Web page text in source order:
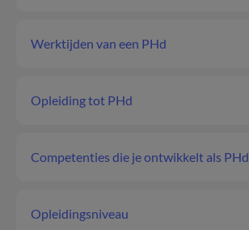
Werktijden van een PHd
Opleiding tot PHd
Competenties die je ontwikkelt als PHd
Opleidingsniveau